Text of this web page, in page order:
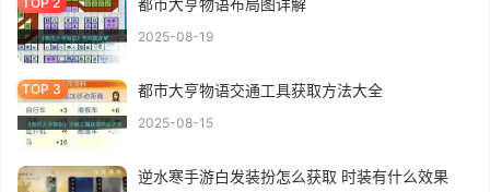
都市大亨物语布局图详解
2025-08-19
都市大亨物语交通工具获取方法大全
2025-08-15
逆水寒手游白发装扮怎么获取 时装有什么效果